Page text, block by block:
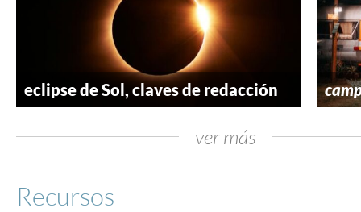
eclipse de Sol, claves de redacción
ver más
Recursos